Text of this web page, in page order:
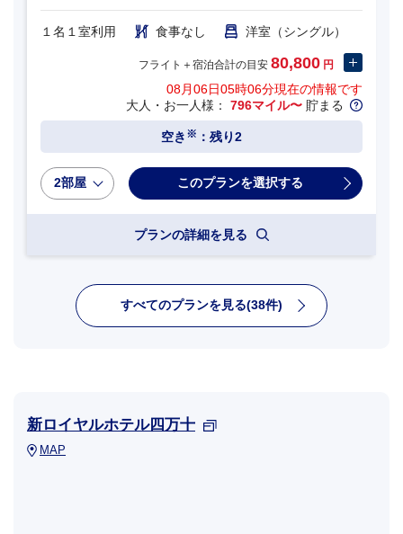
１名１室利用 食事なし 洋室（シングル）
フライト＋宿泊合計の目安 80,800 円
08月06日05時06分現在の情報です
大人・お一人様： 796マイル〜 貯まる
空き ※ ：残り2
2部屋
プランの詳細を見る
すべてのプランを見る(38件)
新ロイヤルホテル四万十
MAP